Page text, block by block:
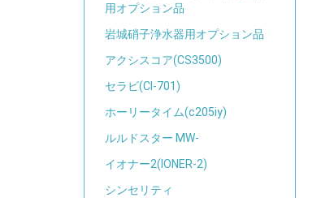
用オプション品
岩城硝子浄水器用オプション品
アクシスコア(CS3500)
セラビ(CI-701)
ホーリータイム(c205iy)
ルルドスター MW-
イオナー2(IONER-2)
シンセリティ